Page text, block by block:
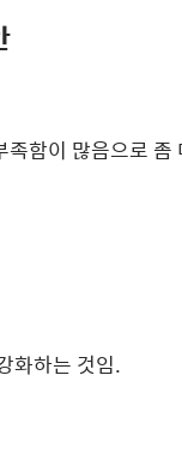
함이 많음으로
화하는 것임.